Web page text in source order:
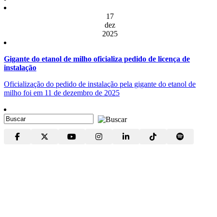
17
dez
2025
Gigante do etanol de milho oficializa pedido de licença de
instalação
Oficialização do pedido de instalação pela gigante do etanol de
milho foi em 11 de dezembro de 2025